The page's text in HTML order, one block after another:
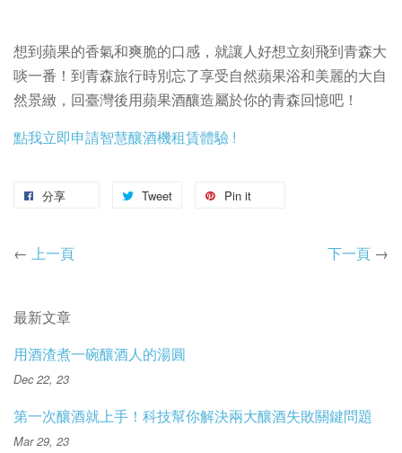
想到蘋果的香氣和爽脆的口感，就讓人好想立刻飛到青森大
啖一番！到青森旅行時別忘了享受自然蘋果浴和美麗的大自
然景緻，回臺灣後用蘋果酒釀造屬於你的青森回憶吧！
點我立即申請智慧釀酒機租賃體驗 !
分享 Tweet Pin it
← 上一頁 下一頁 →
最新文章
用酒渣煮一碗釀酒人的湯圓
Dec 22, 23
第一次釀酒就上手！科技幫你解決兩大釀酒失敗關鍵問題
Mar 29, 23